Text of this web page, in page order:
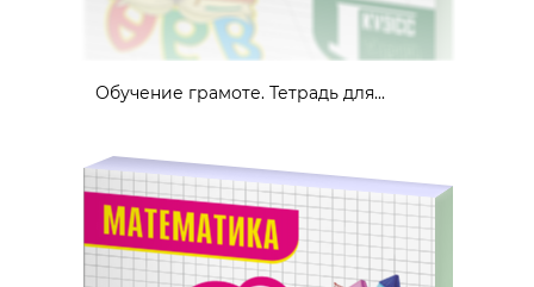
Обучение грамоте. Тетрадь для...